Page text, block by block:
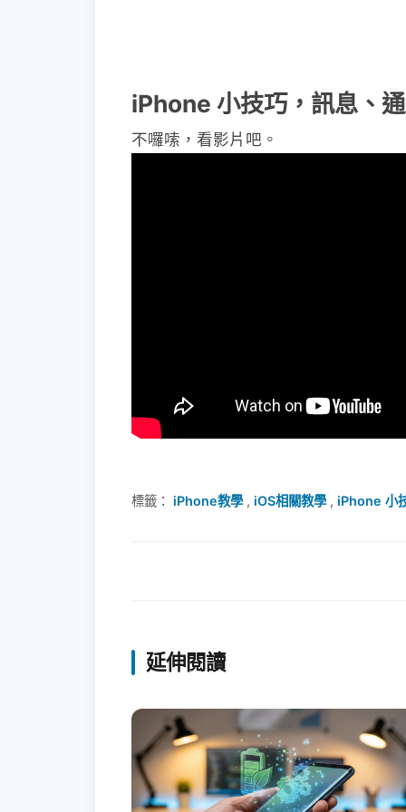
iPhone 小技巧，訊息、
不囉嗦，看影片吧。
標籤： iPhone教學, iOS相關教學, iPhone 小
延伸閱讀